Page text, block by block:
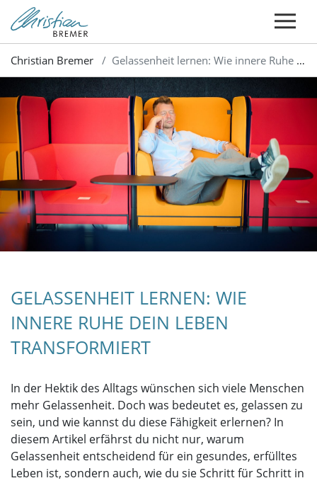
Christian Bremer Gelassenheit lernen: Wie innere Ruhe dein Leben transformiert
GELASSENHEIT LERNEN: WIE
INNERE RUHE DEIN LEBEN
TRANSFORMIERT
In der Hektik des Alltags wünschen sich viele Menschen
mehr Gelassenheit. Doch was bedeutet es, gelassen zu
sein, und wie kannst du diese Fähigkeit erlernen? In
diesem Artikel erfährst du nicht nur, warum
Gelassenheit entscheidend für ein gesundes, erfülltes
Leben ist, sondern auch, wie du sie Schritt für Schritt in